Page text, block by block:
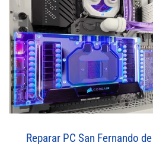
Reparar PC San Fernando